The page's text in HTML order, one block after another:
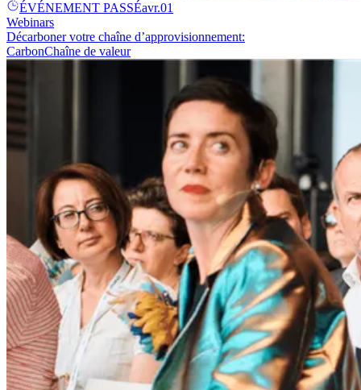
ÉVÉNEMENT PASSÉavr.01
Webinars
Décarboner votre chaîne d’approvisionnement:
CarbonChaîne de valeur